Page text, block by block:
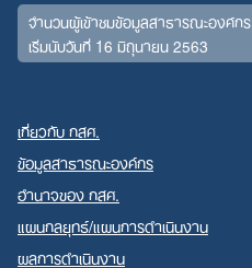
จำนวนผู้เข้าชมข้อมูลสาธารณะองค์กร
เริ่มนับวันที่ 16 มิถุนายน 2563
เกี่ยวกับ กสศ.
ข้อมูลสาธารณะองค์กร
อำนาจของ กสศ.
แผนกลยุทธ์/แผนการดำเนินงาน
ผลการดำเนินงาน